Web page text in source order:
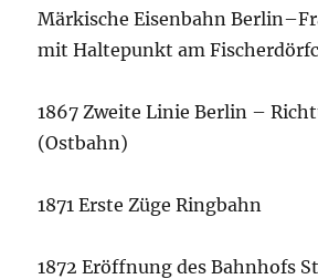
Märkische Eisenbahn
mit Haltepunkt am
1867 Zweite Linie Berlin –
(Ostbahn)
1871 Erste Züge Ringbahn
1872 Eröffnung des Bahnhofs